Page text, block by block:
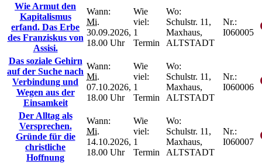
Wie Armut den
Kapitalismus
erfand. Das Erbe
des Franziskus von
Assisi.
Wann:
Mi.
30.09.2026,
18.00 Uhr
Wie
viel:
1
Termin
Wo:
Schulstr. 11,
Maxhaus,
ALTSTADT
Nr.:
I060005
Das soziale Gehirn
auf der Suche nach
Verbindung und
Wegen aus der
Einsamkeit
Wann:
Mi.
07.10.2026,
18.00 Uhr
Wie
viel:
1
Termin
Wo:
Schulstr. 11,
Maxhaus,
ALTSTADT
Nr.:
I060006
Der Alltag als
Versprechen.
Gründe für die
christliche
Hoffnung
Wann:
Mi.
14.10.2026,
18.00 Uhr
Wie
viel:
1
Termin
Wo:
Schulstr. 11,
Maxhaus,
ALTSTADT
Nr.:
I060007